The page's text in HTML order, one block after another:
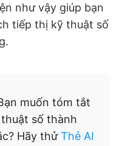
như vậy giúp bạn
tiếp thị kỹ thuật số
muốn tóm tắt
số thành
Hãy thửThẻ AI